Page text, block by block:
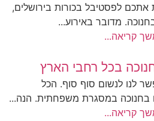
אתכם לפסטיבל בכורות בירושלים,
מדובר באירוע...
קריאה...
לנו לנשום סוף סוף. הכל
בחנוכה במסגרת משפחתית. הנה...
קריאה...